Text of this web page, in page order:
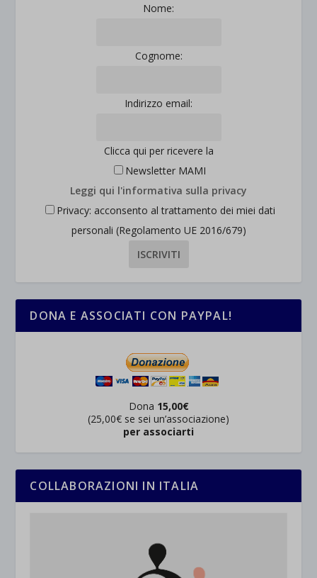
Nome:
Cognome:
Indirizzo email:
Clicca qui per ricevere la
Newsletter MAMI
Leggi qui l'informativa sulla privacy
Privacy: acconsento al trattamento dei miei dati
personali (Regolamento UE 2016/679)
DONA E ASSOCIATI CON PAYPAL!
Dona 15,00€
(25,00€ se sei un’associazione)
per associarti
COLLABORAZIONI IN ITALIA